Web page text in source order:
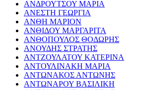
ΑΝΔΡΟΥΤΣΟΥ ΜΑΡΙΑ
ΑΝΕΣΤΗ ΓΕΩΡΓΙΑ
ΑΝΘΗ ΜΑΡΙΟΝ
ΑΝΘΙΔΟΥ ΜΑΡΓΑΡΙΤΑ
ΑΝΘΟΠΟΥΛΟΣ ΘΟΔΩΡΗΣ
ΑΝΟΥΔΗΣ ΣΤΡΑΤΗΣ
ΑΝΤΖΟΥΛΑΤΟΥ ΚΑΤΕΡΙΝΑ
ΑΝΤΟΥΛΙΝΑΚΗ ΜΑΡΙΑ
ΑΝΤΩΝΑΚΟΣ ΑΝΤΩΝΗΣ
ΑΝΤΩΝΑΡΟΥ ΒΑΣΙΛΙΚΗ